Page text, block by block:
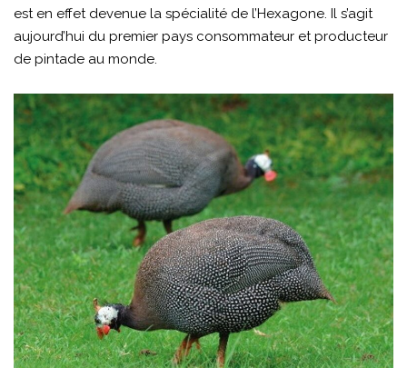
est en effet devenue la spécialité de l’Hexagone. Il s’agit
aujourd’hui du premier pays consommateur et producteur
de pintade au monde.